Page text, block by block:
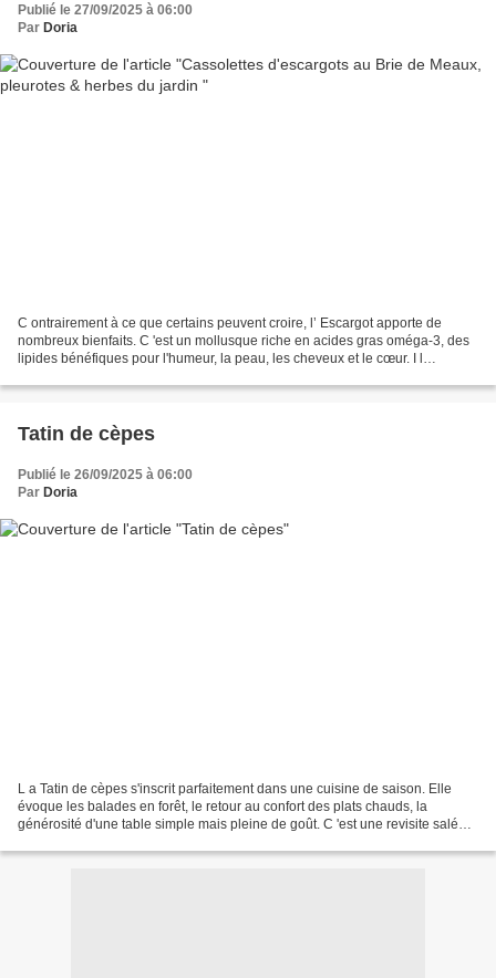
Publié le 27/09/2025 à 06:00
Par Doria
C ontrairement à ce que certains peuvent croire, l’ Escargot apporte de
nombreux bienfaits. C 'est un mollusque riche en acides gras oméga-3, des
lipides bénéfiques pour l'humeur, la peau, les cheveux et le cœur. I l
Tatin de cèpes
Publié le 26/09/2025 à 06:00
Par Doria
L a Tatin de cèpes s'inscrit parfaitement dans une cuisine de saison. Elle
évoque les balades en forêt, le retour au confort des plats chauds, la
générosité d'une table simple mais pleine de goût. C 'est une revisite salée